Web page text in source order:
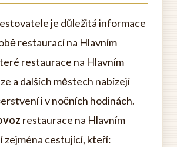
je důležitá informace
restaurací na Hlavním
restaurace na Hlavním
a dalších městech nabízejí
i v nočních hodinách.
restaurace na Hlavním
zejména cestující, kteří: